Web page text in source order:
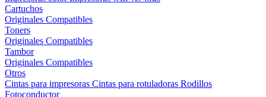
Cartuchos
Originales Compatibles
Toners
Originales Compatibles
Tambor
Originales Compatibles
Otros
Cintas para impresoras Cintas para rotuladoras Rodillos
Fotoconductor